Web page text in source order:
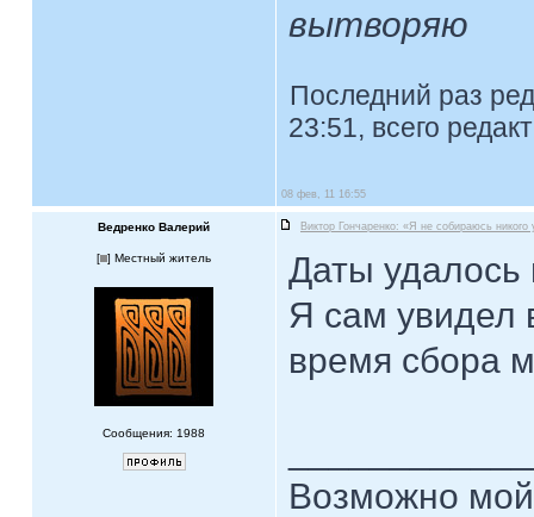
вытворяю
Последний раз
23:51, всего
08 фев, 11 16:55
Ведренко Валерий Виктор Гончаренко: «Я не собираюсь никого
[ ] Местный житель
Сообщения: 1988
Даты удалось
Я сам увидел
время сбора
Возможно